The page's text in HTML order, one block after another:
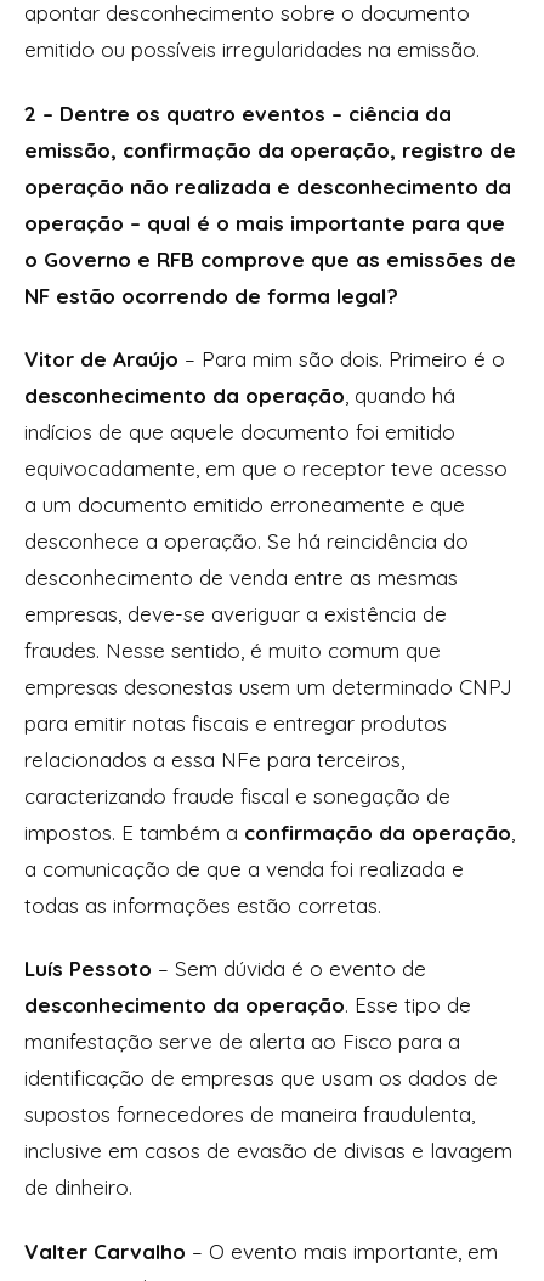
apontar desconhecimento sobre o documento
emitido ou possíveis irregularidades na emissão.
2 – Dentre os quatro eventos – ciência da
emissão, confirmação da operação, registro de
operação não realizada e desconhecimento da
operação – qual é o mais importante para que
o Governo e RFB comprove que as emissões de
NF estão ocorrendo de forma legal?
Vitor de Araújo – Para mim são dois. Primeiro é o
desconhecimento da operação , quando há
indícios de que aquele documento foi emitido
equivocadamente, em que o receptor teve acesso
a um documento emitido erroneamente e que
desconhece a operação. Se há reincidência do
desconhecimento de venda entre as mesmas
empresas, deve-se averiguar a existência de
fraudes. Nesse sentido, é muito comum que
empresas desonestas usem um determinado CNPJ
para emitir notas fiscais e entregar produtos
relacionados a essa NFe para terceiros,
caracterizando fraude fiscal e sonegação de
impostos. E também a confirmação da operação
a comunicação de que a venda foi realizada e
todas as informações estão corretas.
Luís Pessoto – Sem dúvida é o evento de
desconhecimento da operação. Esse tipo de
manifestação serve de alerta ao Fisco para a
identificação de empresas que usam os dados de
supostos fornecedores de maneira fraudulenta,
inclusive em casos de evasão de divisas e lavagem
de dinheiro.
Valter Carvalho – O evento mais importante, em